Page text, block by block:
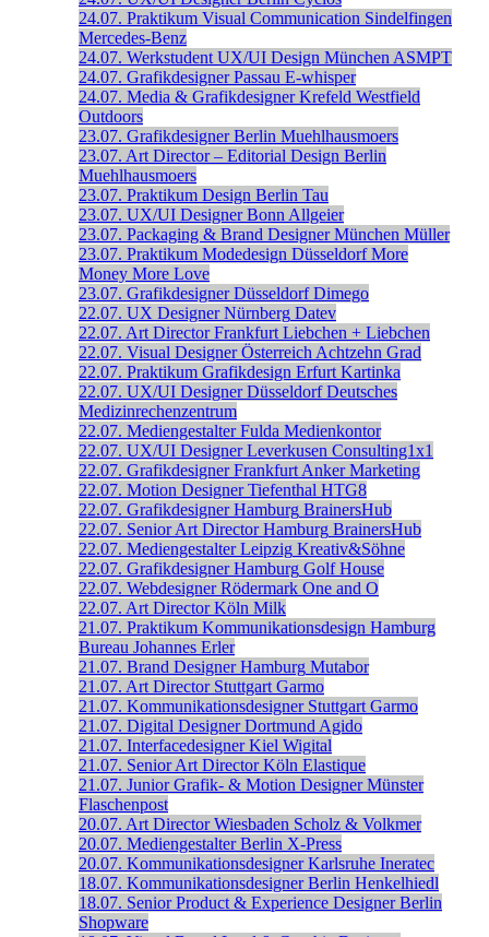
24.07. Praktikum Visual Communication Sindelfingen
Mercedes-Benz
24.07. Werkstudent UX/UI Design München ASMPT
24.07. Grafikdesigner Passau E-whisper
24.07. Media & Grafikdesigner Krefeld Westfield
Outdoors
23.07. Grafikdesigner Berlin Muehlhausmoers
23.07. Art Director – Editorial Design Berlin
Muehlhausmoers
23.07. Praktikum Design Berlin Tau
23.07. UX/UI Designer Bonn Allgeier
23.07. Packaging & Brand Designer München Müller
23.07. Praktikum Modedesign Düsseldorf More
Money More Love
23.07. Grafikdesigner Düsseldorf Dimego
22.07. UX Designer Nürnberg Datev
22.07. Art Director Frankfurt Liebchen + Liebchen
22.07. Visual Designer Österreich Achtzehn Grad
22.07. Praktikum Grafikdesign Erfurt Kartinka
22.07. UX/UI Designer Düsseldorf Deutsches
Medizinrechenzentrum
22.07. Mediengestalter Fulda Medienkontor
22.07. UX/UI Designer Leverkusen Consulting1x1
22.07. Grafikdesigner Frankfurt Anker Marketing
22.07. Motion Designer Tiefenthal HTG8
22.07. Grafikdesigner Hamburg BrainersHub
22.07. Senior Art Director Hamburg BrainersHub
22.07. Mediengestalter Leipzig Kreativ&Söhne
22.07. Grafikdesigner Hamburg Golf House
22.07. Webdesigner Rödermark One and O
22.07. Art Director Köln Milk
21.07. Praktikum Kommunikationsdesign Hamburg
Bureau Johannes Erler
21.07. Brand Designer Hamburg Mutabor
21.07. Art Director Stuttgart Garmo
21.07. Kommunikationsdesigner Stuttgart Garmo
21.07. Digital Designer Dortmund Agido
21.07. Interfacedesigner Kiel Wigital
21.07. Senior Art Director Köln Elastique
21.07. Junior Grafik- & Motion Designer Münster
Flaschenpost
20.07. Art Director Wiesbaden Scholz & Volkmer
20.07. Mediengestalter Berlin X-Press
20.07. Kommunikationsdesigner Karlsruhe Ineratec
18.07. Kommunikationsdesigner Berlin Henkelhiedl
18.07. Senior Product & Experience Designer Berlin
Shopware